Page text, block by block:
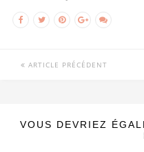
ARTICLE PRÉCÉDENT
VOUS DEVRIEZ